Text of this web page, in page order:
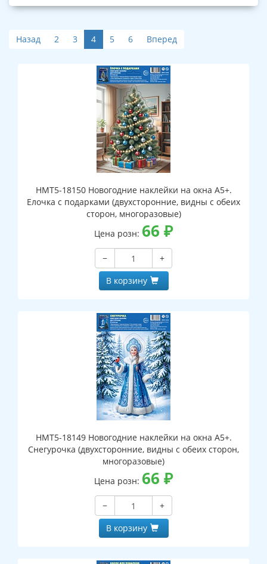
Назад 2 3 4 5 6 Вперед
НМТ5-18150 Новогодние наклейки на окна А5+.
Елочка с подарками (двухсторонние, видны с обеих
сторон, многоразовые)
Цена розн: 66 ₽
−
+
В корзину
НМТ5-18149 Новогодние наклейки на окна А5+.
Снегурочка (двухсторонние, видны с обеих сторон,
многоразовые)
Цена розн: 66 ₽
−
+
В корзину